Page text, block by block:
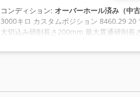
コンディション: オーバーホール済み（中古
3000キロ カスタムポジション 8460.29
大切込み研削長さ200mm 最大貫通研削
200mm -内径203.2mm 駆動輪. Dcjdpfx
～22kW 駆動輪モータ 1,1kW 駆動輪速度
ジ1個 1ワークサポートブリッジ ワーク
イング装置 -駆動輪の可変速駆動 -3x380